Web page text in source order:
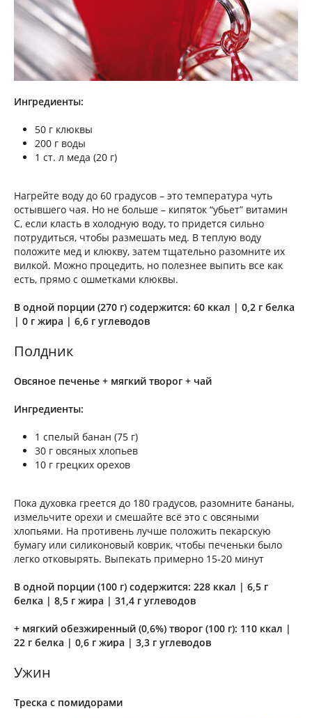
Ингредиенты:
50 г клюквы
200 г воды
1 ст. л меда (20 г)
Нагрейте воду до 60 градусов – это температура чуть
остывшего чая. Но не больше – кипяток “убьет” витамин
С, если класть в холодную воду, то придется сильно
потрудиться, чтобы размешать мед. В теплую воду
положите мед и клюкву, затем тщательно разомните их
вилкой. Можно процедить, но полезнее выпить все как
есть, прямо с ошметками клюквы.
В одной порции (270 г) содержится: 60 ккал | 0,2 г белка
| 0 г жира | 6,6 г углеводов
Полдник
Овсяное печенье + мягкий творог + чай
Ингредиенты:
1 спелый банан (75 г)
30 г овсяных хлопьев
10 г грецких орехов
Пока духовка греется до 180 градусов, разомните бананы,
измельчите орехи и смешайте всё это с овсяными
хлопьями. На противень лучше положить пекарскую
бумагу или силиконовый коврик, чтобы печеньки было
легко отковырять. Выпекать примерно 15-20 минут
В одной порции (100 г) содержится: 228 ккал | 6,5 г
белка | 8,5 г жира | 31,4 г углеводов
+ мягкий обезжиренный (0,6%) творог (100 г): 110 ккал |
22 г белка | 0,6 г жира | 3,3 г углеводов
Ужин
Треска с помидорами